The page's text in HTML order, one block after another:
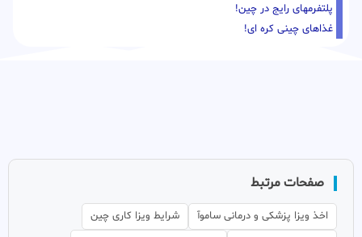
پلتفرمهای رایج در چین!
غذاهای چینی کره ای!
صفحات مرتبط
اخذ ویزا پزشکی و درمانی ساموآ
شرایط ویزا کاری چین